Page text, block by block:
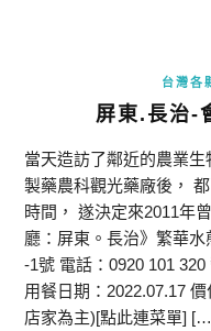
台灣各
屏東.長治-
當天造訪了鄰近的農業
製藥農科觀光藥廠後，
時間， 遂決定來2011年
廳：屏東。長治》繁華
-1號 電話：0920 101
用餐日期：2022.07.17
店家為主)[點此連菜單]